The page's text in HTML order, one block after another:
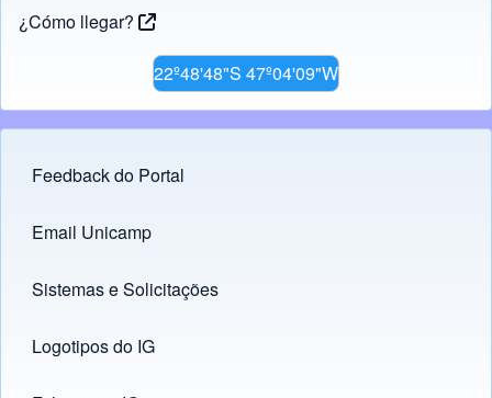
¿Cómo llegar?
22º48'48"S 47º04'09"W
Footer menu
Feedback do Portal
Links
Email Unicamp
(opens in new tab)
Sistemas e Solicitações
(opens in new tab)
Logotipos do IG
(opens in new tab)